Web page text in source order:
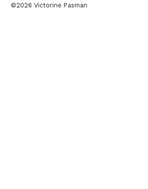
©2026 Victorine Pasman